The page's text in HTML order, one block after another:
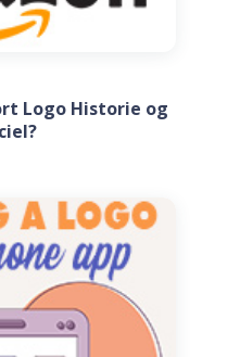
Logo Historie og